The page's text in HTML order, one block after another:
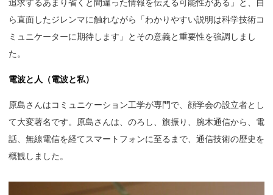
追求するあまり省くと間違った情報を伝える可能性がある」と、自
ら直面したジレンマに触れながら「わかりやすい説明は科学技術コ
ミュニケーターに期待します」とその意義と重要性を強調しまし
た。
電波と人（電波と私）
原島さんはコミュニケーション工学が専門で、顔学会の設立者とし
て大変著名です。原島さんは、のろし、旗振り、腕木通信から、電
話、無線電信を経てスマートフォンに至るまで、通信技術の歴史を
概観しました。